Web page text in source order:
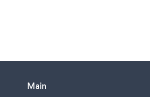
Main